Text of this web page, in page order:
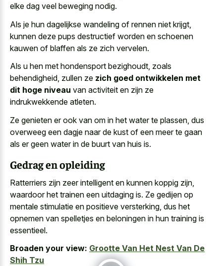
elke dag veel beweging nodig.
Als je hun dagelijkse wandeling of rennen niet krijgt,
kunnen deze pups destructief worden en schoenen
kauwen of blaffen als ze zich vervelen.
Als u hen met hondensport bezighoudt, zoals
behendigheid, zullen ze zich goed ontwikkelen met
dit hoge niveau van activiteit en zijn ze
indrukwekkende atleten.
Ze genieten er ook van om in het water te plassen, dus
overweeg een dagje naar de kust of een meer te gaan
als er geen water in de buurt van huis is.
Gedrag en opleiding
Ratterriers zijn zeer intelligent en kunnen koppig zijn,
waardoor het trainen een uitdaging is. Ze gedijen op
mentale stimulatie en positieve versterking , dus het
opnemen van spelletjes en beloningen in hun training is
essentieel.
Broaden your view: Grootte Van Het Nest Van De
Shih Tzu